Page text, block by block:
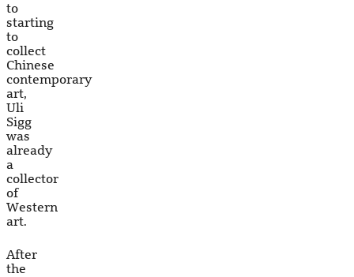
to
starting
to
collect
Chinese
contemporary
art,
Uli
Sigg
was
already
a
collector
of
Western
art.
After
the